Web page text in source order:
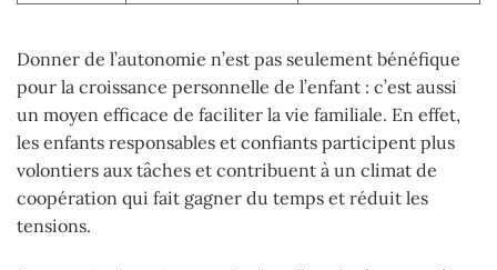
Donner de l’autonomie n’est pas seulement bénéfique
pour la croissance personnelle de l’enfant : c’est aussi
un moyen efficace de faciliter la vie familiale. En effet,
les enfants responsables et confiants participent plus
volontiers aux tâches et contribuent à un climat de
coopération qui fait gagner du temps et réduit les
tensions.